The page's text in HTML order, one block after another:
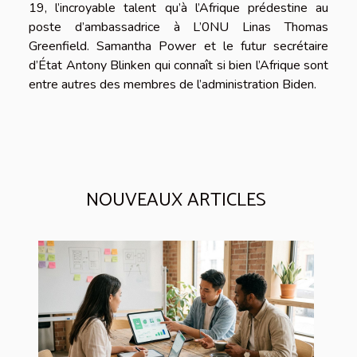
19, l’incroyable talent qu’à l’Afrique prédestine au
poste d’ambassadrice à L’0NU Linas Thomas
Greenfield. Samantha Power et le futur secrétaire
d’État Antony Blinken qui connaît si bien l’Afrique sont
entre autres des membres de l’administration Biden.
NOUVEAUX ARTICLES